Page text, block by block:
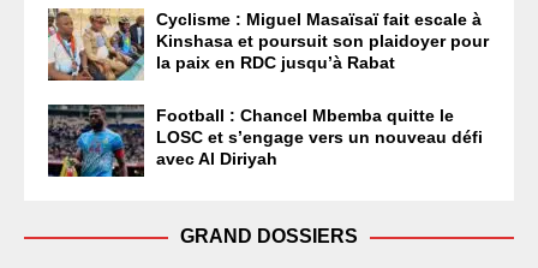
Cyclisme : Miguel Masaïsaï fait escale à
Kinshasa et poursuit son plaidoyer pour
la paix en RDC jusqu’à Rabat
Football : Chancel Mbemba quitte le
LOSC et s’engage vers un nouveau défi
avec Al Diriyah
GRAND DOSSIERS